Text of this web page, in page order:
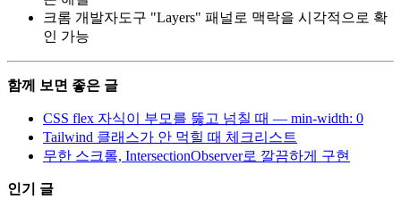
크롬 개발자도구 "Layers" 패널로 맥락을 시각적으로 확
인 가능
함께 보면 좋은 글
CSS flex 자식이 부모를 뚫고 넘칠 때 — min-width: 0
Tailwind 클래스가 안 먹힐 때 체크리스트
무한 스크롤, IntersectionObserver로 깔끔하게 구현
인기 글